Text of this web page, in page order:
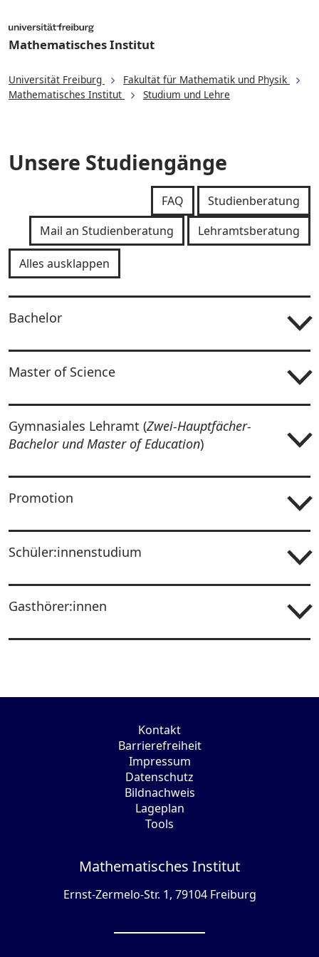
Mathematisches Institut
Universität Freiburg
Fakultät für Mathematik und Physik
Mathematisches Institut
Studium und Lehre
Unsere Studiengänge
FAQ
Studienberatung
Mail an Studienberatung
Lehramtsberatung
Alles ausklappen
Bachelor
Master of Science
Gymnasiales Lehramt (Zwei-Hauptfächer-
Bachelor und Master of Education)
Promotion
Schüler:innenstudium
Gasthörer:innen
Kontakt
Barrierefreiheit
Impressum
Datenschutz
Bildnachweis
Lageplan
Tools
Mathematisches Institut
Ernst-Zermelo-Str. 1, 79104 Freiburg